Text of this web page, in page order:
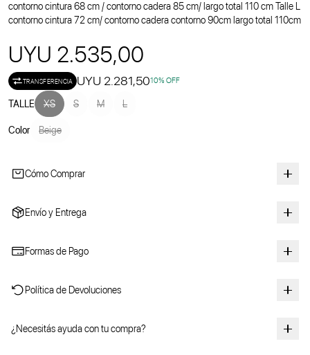
contorno cintura 68 cm / contorno cadera 85 cm/ largo total 110 cm Talle L
contorno cintura 72 cm/ contorno cadera contorno 90cm largo total 110cm
UYU 2.535,00
TRANSFERENCIA UYU 2.281,5010% OFF
TALLE XS S M L
Color Beige
Cómo Comprar
Envío y Entrega
Formas de Pago
Política de Devoluciones
¿Necesitás ayuda con tu compra?